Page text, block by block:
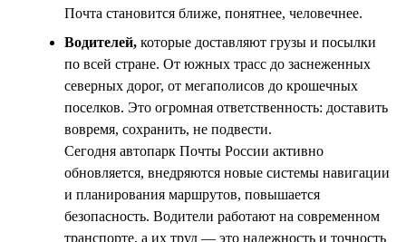
Почта становится ближе, понятнее, человечнее.
Водителей, которые доставляют грузы и посылки
по всей стране. От южных трасс до заснеженных
северных дорог, от мегаполисов до крошечных
поселков. Это огромная ответственность: доставить
вовремя, сохранить, не подвести.
Сегодня автопарк Почты России активно
обновляется, внедряются новые системы навигации
и планирования маршрутов, повышается
безопасность. Водители работают на современном
транспорте, а их труд — это надежность и точность